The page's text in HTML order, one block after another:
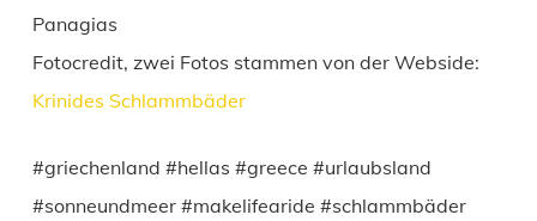
Panagias
Fotocredit, zwei Fotos stammen von der Webside:
Krinides Schlammbäder
#griechenland #hellas #greece #urlaubsland
#sonneundmeer #makelifearide #schlammbäder